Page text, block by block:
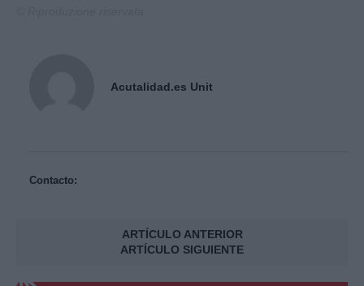
Acutalidad.es Unit
Contacto:
ARTÍCULO ANTERIOR
ARTÍCULO SIGUIENTE